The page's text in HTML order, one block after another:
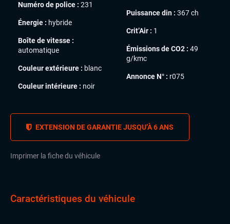
Numéro de police : 231
Énergie : hybride
Boîte de vitesse :
automatique
Couleur extérieure : blanc
Couleur intérieure : noir
Puissance din : 367 ch
Crit’Air : 1
Émissions de CO2 : 49
g/kmc
Annonce N° : r075
EXTENSION DE GARANTIE JUSQU’À 6 ANS
Imprimer la fiche du véhicule
Caractéristiques du véhicule